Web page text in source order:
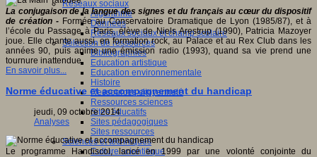
Réseaux sociaux
Algorithme
Données
Réseaux sociaux et champ scolaire
Sélection de ressources
Bibliographies
Education artistique
Education environnementale
Histoire
Ressources citoyenneté
Ressources sciences
Sites éducatifs
Sites pédagogiques
Sites ressources
Sciences et techniques
Culture scientifique
La conjugaison de la langue des signes et du français au cœur du dispositif
de création - Formée au Conservatoire Dramatique de Lyon (1985/87), et à
l’école du Passage à Paris, élève de Niels Arestrup (1990), Patricia Mazoyer
joue. Elle chante aussi, en formation rock, au Palace et au Rex Club dans les
années 90, puis anime une émission radio (1993), quand sa vie prend une
tournure inattendue.
En savoir plus...
Norme éducative et accompagnement du handicap
jeudi, 09 octobre 2014
Analyses
Le programme Handiscol, lancé en 1999 par une volonté conjointe du